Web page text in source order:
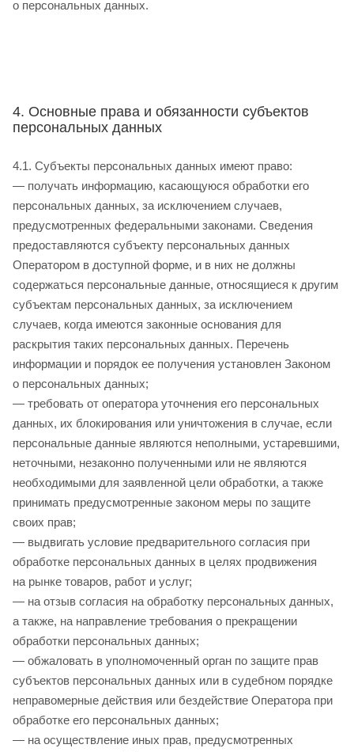
о персональных данных.
4. Основные права и обязанности субъектов
персональных данных
4.1. Субъекты персональных данных имеют право:
— получать информацию, касающуюся обработки его
персональных данных, за исключением случаев,
предусмотренных федеральными законами. Сведения
предоставляются субъекту персональных данных
Оператором в доступной форме, и в них не должны
содержаться персональные данные, относящиеся к другим
субъектам персональных данных, за исключением
случаев, когда имеются законные основания для
раскрытия таких персональных данных. Перечень
информации и порядок ее получения установлен Законом
о персональных данных;
— требовать от оператора уточнения его персональных
данных, их блокирования или уничтожения в случае, если
персональные данные являются неполными, устаревшими,
неточными, незаконно полученными или не являются
необходимыми для заявленной цели обработки, а также
принимать предусмотренные законом меры по защите
своих прав;
— выдвигать условие предварительного согласия при
обработке персональных данных в целях продвижения
на рынке товаров, работ и услуг;
— на отзыв согласия на обработку персональных данных,
а также, на направление требования о прекращении
обработки персональных данных;
— обжаловать в уполномоченный орган по защите прав
субъектов персональных данных или в судебном порядке
неправомерные действия или бездействие Оператора при
обработке его персональных данных;
— на осуществление иных прав, предусмотренных